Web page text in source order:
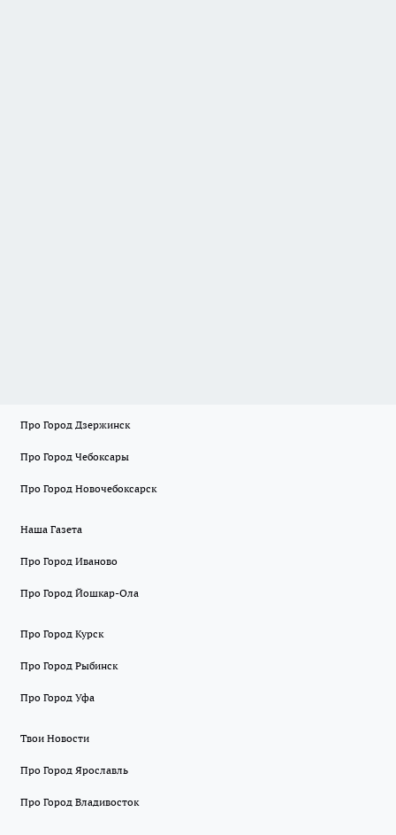
Про Город Дзержинск
Про Город Чебоксары
Про Город Новочебоксарск
Наша Газета
Про Город Иваново
Про Город Йошкар-Ола
Про Город Курск
Про Город Рыбинск
Про Город Уфа
Твои Новости
Про Город Ярославль
Про Город Владивосток